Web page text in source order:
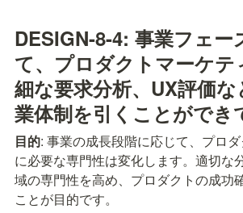
DESIGN-8-4: 事業フェー
て、プロダクトマーケテ
細な要求分析、UX評価
業体制を引くことができ
目的: 事業の成長段階に応じて、プロ
に必要な専門性は変化します。適切な
域の専門性を高め、プロダクトの成功
ことが目的です。